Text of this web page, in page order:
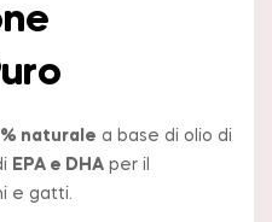
naturale a base di olio di
EPA e DHA per il
e gatti.